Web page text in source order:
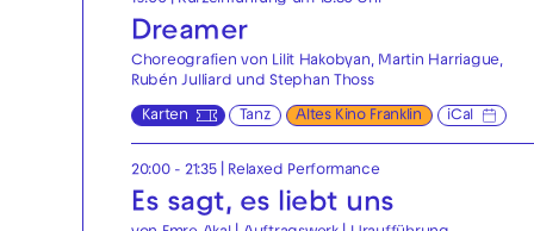
Dreamer
Choreografien von Lilit Hakobyan, Martin Harriague,
Rubén Julliard und Stephan Thoss
Karten Tanz Altes Kino Franklin iCal
20:00 - 21:35| Relaxed Performance
Es sagt, es liebt uns